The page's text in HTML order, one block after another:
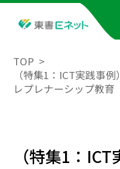
TOP
（特集1：ICT実践事
レプレナーシップ教育
（特集1：